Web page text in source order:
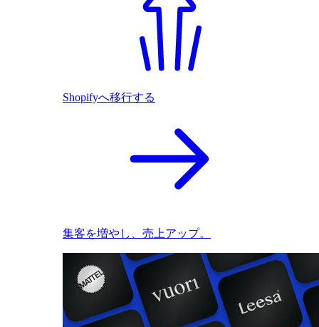
Shopifyへ移行する
集客を増やし、売上アップ。